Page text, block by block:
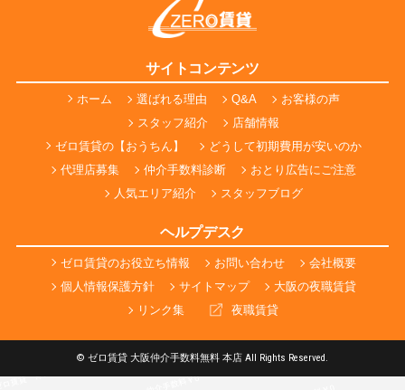
サイトコンテンツ
ホーム 選ばれる理由 Q&A
お客様の声
スタッフ紹介
店舗情報
ゼロ賃貸の【おうちん】
どうして初期費用が安いのか
代理店募集
仲介手数料診断
おとり広告にご注意
人気エリア紹介
スタッフブログ
ヘルプデスク
ゼロ賃貸のお役立ち情報 お問い合わせ
会社概要
個人情報保護方針
サイトマップ
大阪の夜職賃貸
リンク集
夜職賃貸
© ゼロ賃貸 大阪仲介手数料無料 本店 All Rights Reserved.